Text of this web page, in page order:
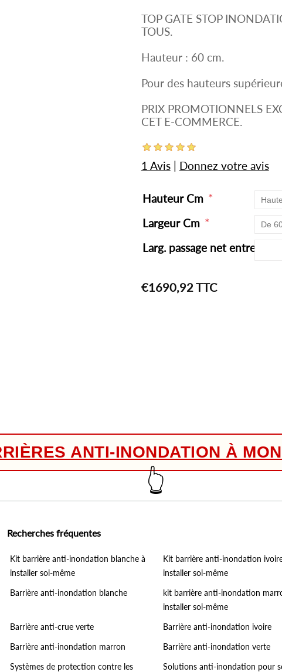
TOP GATE STOP
TOUS.
Hauteur : 60 cm.
Pour des hauteurs
PRIX PROMOTIONNELS
CET E-COMMERCE.
1 Avis | Donnez votre avis
Hauteur Cm *
Largeur Cm *
Larg. passage net entre les
€1690,92 TTC
ANTI-INONDATION À
👆
Recherches fréquentes
Kit barrière anti-inondation blanche à
installer soi-même
Kit barrière anti-inondation
installer soi-même
Barrière anti-inondation blanche
kit barrière anti-inondation
installer soi-même
Barrière anti-crue verte
Barrière anti-inondation ivoire
Barrière anti-inondation marron
Barrière anti-inondation verte
Systèmes de protection contre les
Solutions anti-inondation pour